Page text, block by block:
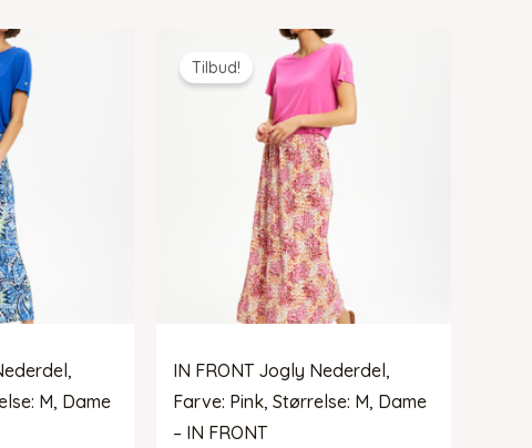
149,70.
kr. 499,00.kr. 149,70.
M, Dame
Tilbud!
IN FRONT Jogly Nederdel,
Farve: Pink, Størrelse: M, Dame
– IN FRONT